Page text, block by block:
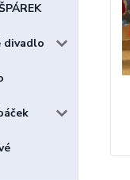
divadlo